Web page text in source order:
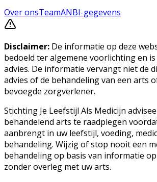
Over onsTeamANBI-gegevens
Disclaimer: De informatie op deze
bedoeld ter algemene voorlichting en is
advies. De informatie vervangt niet de
advies of de behandeling van een arts
bevoegde zorgverlener.
Stichting Je Leefstijl Als Medicijn
behandelend arts te raadplegen
aanbrengt in uw leefstijl, voeding,
behandeling. Wijzig of stop nooit een
behandeling op basis van informatie
zonder overleg met uw arts.